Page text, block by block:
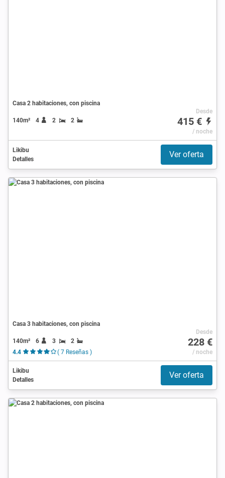
Casa 2 habitaciones, con piscina
140m² 4 2 2
Desde
415 €
/ noche
Likibu
Detalles
Ver oferta
Casa 3 habitaciones, con piscina
140m² 6 3
2
4.4
( 7 Reseñas )
Desde
228 €
/ noche
Likibu
Detalles
Ver oferta